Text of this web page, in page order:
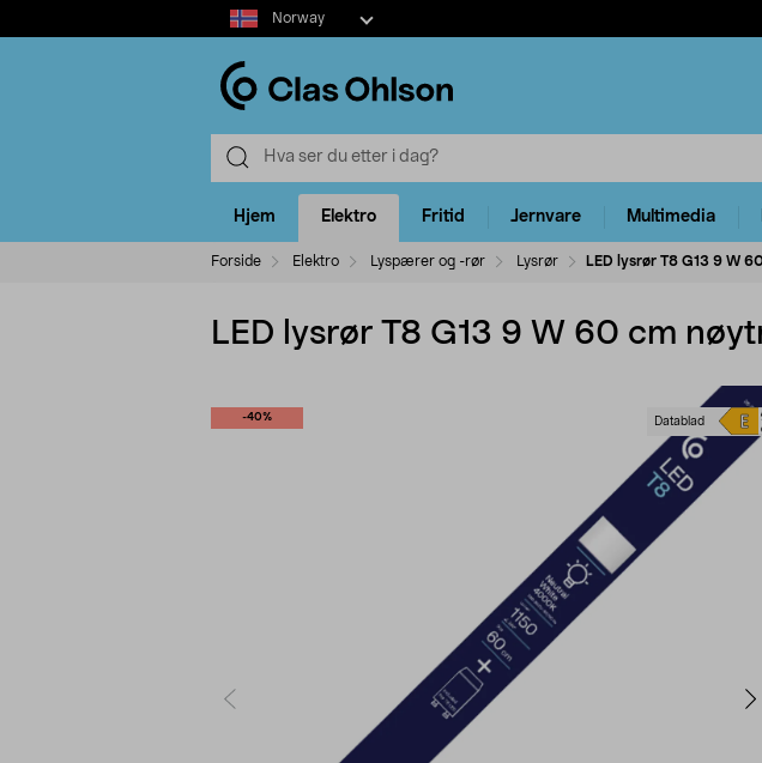
Select
market
Norway
Hjem Elektro Fritid Jernvare Multimedia
Forside Elektro Lyspærer og -rør Lysrør LED lysrør T8 G13 9 W
LED lysrør T8 G13 9 W 60 cm
Datablad
-40%